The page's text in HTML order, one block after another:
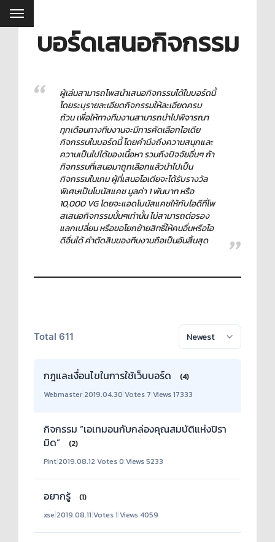
บอร์ดเสนอกิจกรรม
ผู้เล่นสามารถโพสนำเสนอกิจกรรมได้ในบอร์ดนี้
โดยระบุรายละเอียดกิจกรรมให้ละเอียดครบ
ถ้วน เพื่อให้ทางทีมงานสามารถนำไปพิจารณา
ทุกเดือนทางทีมงานจะมีการคัดเลือกไอเดีย
กิจกรรมในบอร์ดนี้ โดยคำนึงถึงความสนุกและ
ความเป็นไปได้ของเนื้อหา รวมถึงปัจจัยอื่นๆ ถ้า
กิจกรรมที่เสนอมาถูกเลือกแล้วนำไปเป็น
กิจกรรมในเกม ผู้ที่เสนอไอเดียจะได้รับรางวัล
พิเศษเป็นโบนัสแคช มูลค่า 1 พันบาท หรือ
10,000 VG โดยจะแอดโบนัสแคชให้กับไอดีที่โพ
สเสนอกิจกรรมนั้นๆเท่านั้น ไม่สามารถต่อรอง
แลกเปลี่ยน หรือขอโยกย้ายสิทธิ์ให้คนอื่นหรือไอ
ดีอื่นได้ คำตัดสินของทีมงานถือเป็นอันสิ้นสุด
Total 611
กฎและเงื่อนไขในการใช้เว็บบอร์ด
(4)
Webmaster 2019.04.30 Votes 7 Views 17333
กิจกรรม “เอเทมอนกับกล่องคุณสมบัติแห่งปิรา
มิด”
(2)
Fint|2019.08.12|Votes 0|Views 5233
อยากรู้
(1)
xse|2019.08.11|Votes 1|Views 4059